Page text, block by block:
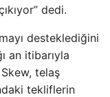
dedi.
desteklediğini
an itibarıyla
telaş
tekliflerin